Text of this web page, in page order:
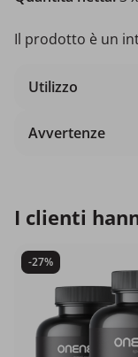
Il prodotto è un
Utilizzo
Avvertenze
I clienti
-27%